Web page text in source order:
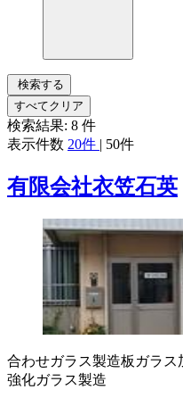
検索する
すべてクリア
検索結果: 8 件
表示件数 20件 | 50件
有限会社衣笠石英
合わせガラス製造板ガラス
強化ガラス製造